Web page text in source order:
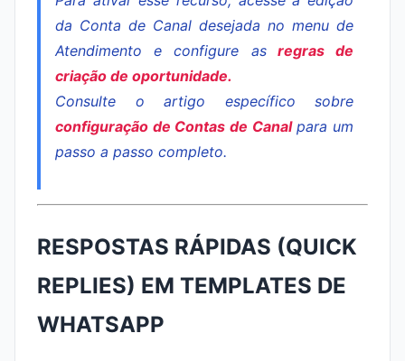
da Conta de Canal desejada no menu de
Atendimento e configure asregras de
criação de oportunidade.
Consulte o artigo específico sobre
configuração de Contas de Canal para um
passo a passo completo.
RESPOSTAS RÁPIDAS (QUICK
REPLIES) EM TEMPLATES DE
WHATSAPP